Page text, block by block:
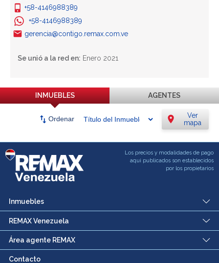
+58-4146988389
+58-4146988389
gerencia@contigo.remax.com.ve
Se unió a la red en: Enero 2021
INMUEBLES AGENTES
swap_vert Ordenar location_on
Ver
mapa
Los precios y modalidades de pago
aqui publicados son establecidos
por los propietarios
Inmuebles
REMAX Venezuela
Área agente REMAX
Contacto